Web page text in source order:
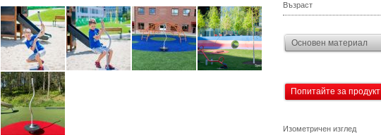
Възраст
Основен материал
Попитайте за продукт
Изометричен изглед